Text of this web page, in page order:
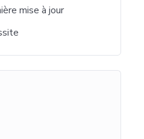
mise à jour